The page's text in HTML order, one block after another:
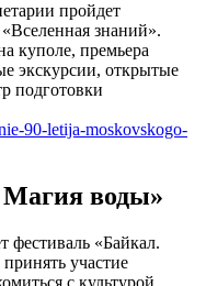
пройдет
знаний».
куполе, премьера
экскурсии, открытые
подготовки
90-letija-moskovskogo-
Магия воды»
фестиваль «Байкал.
участие
с культурой